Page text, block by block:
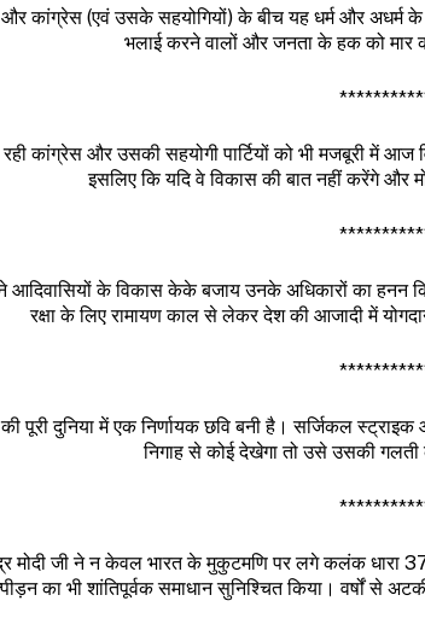
और कांग्रेस (एवं उसके सहयोगियों) के बीच यह धर्म और
भलाई करने वालों और जनता के हक को मार
रही कांग्रेस और उसकी सहयोगी पार्टियों को भी मजबूरी में
इसलिए कि यदि वे विकास की बात नहीं करेंगे और
आदिवासियों के विकास केके बजाय उनके अधिकारों का हनन
रक्षा के लिए रामायण काल से लेकर देश की आजादी में
की पूरी दुनिया में एक निर्णायक छवि बनी है। सर्जिकल
निगाह से कोई देखेगा तो उसे उसकी गलती
मोदी जी ने न केवल भारत के मुकुटमणि पर लगे कलंक धारा
का भी शांतिपूर्वक समाधान सुनिश्चित किया। वर्षों से